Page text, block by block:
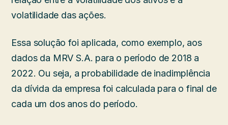
volatilidade das ações.
Essa solução foi aplicada, como exemplo, aos
dados da MRV S.A. para o período de 2018 a
2022. Ou seja, a probabilidade de inadimplência
da dívida da empresa foi calculada para o final de
cada um dos anos do período.